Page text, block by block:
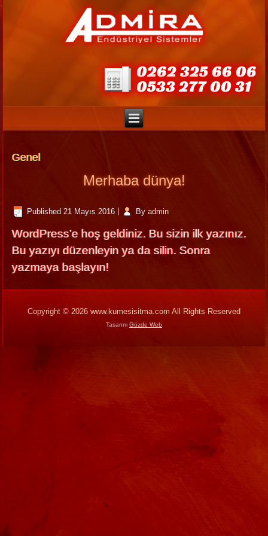
Genel
Merhaba dünya!
Published 21 Mayıs 2016 By admin
WordPress’e hoş geldiniz. Bu sizin ilk yazınız.
Bu yazıyı düzenleyin ya da silin. Sonra
yazmaya başlayın!
Copyright © 2026 www.kumesisitma.com All Rights Reserved
Tasarım Gözde Web